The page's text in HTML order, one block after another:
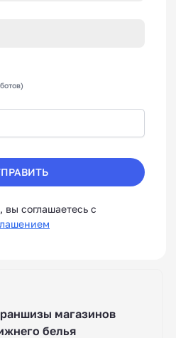
соглашаетесь с
магазинов
белья